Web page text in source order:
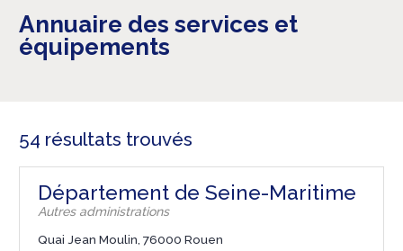
Annuaire des services et
équipements
54 résultats trouvés
Département de Seine-Maritime
Autres administrations
Quai Jean Moulin, 76000 Rouen